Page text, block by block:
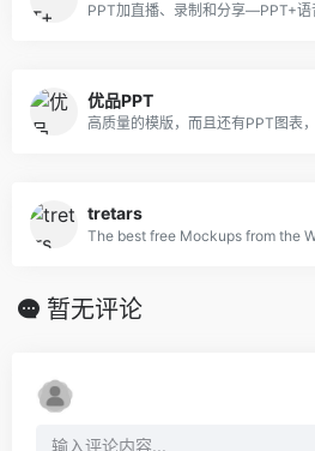
PPT加直播、录制和分享—PPT+语
优品PPT
高质量的模版，而且还有PPT图表
tretars
The best free Mockups from the
暂无评论